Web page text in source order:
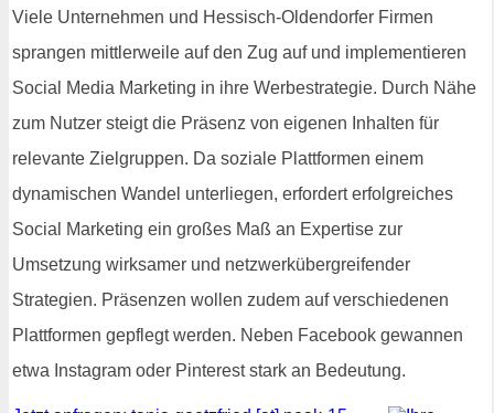
Viele Unternehmen und Hessisch-Oldendorfer Firmen
sprangen mittlerweile auf den Zug auf und implementieren
Social Media Marketing in ihre Werbestrategie. Durch Nähe
zum Nutzer steigt die Präsenz von eigenen Inhalten für
relevante Zielgruppen. Da soziale Plattformen einem
dynamischen Wandel unterliegen, erfordert erfolgreiches
Social Marketing ein großes Maß an Expertise zur
Umsetzung wirksamer und netzwerkübergreifender
Strategien. Präsenzen wollen zudem auf verschiedenen
Plattformen gepflegt werden. Neben Facebook gewannen
etwa Instagram oder Pinterest stark an Bedeutung.